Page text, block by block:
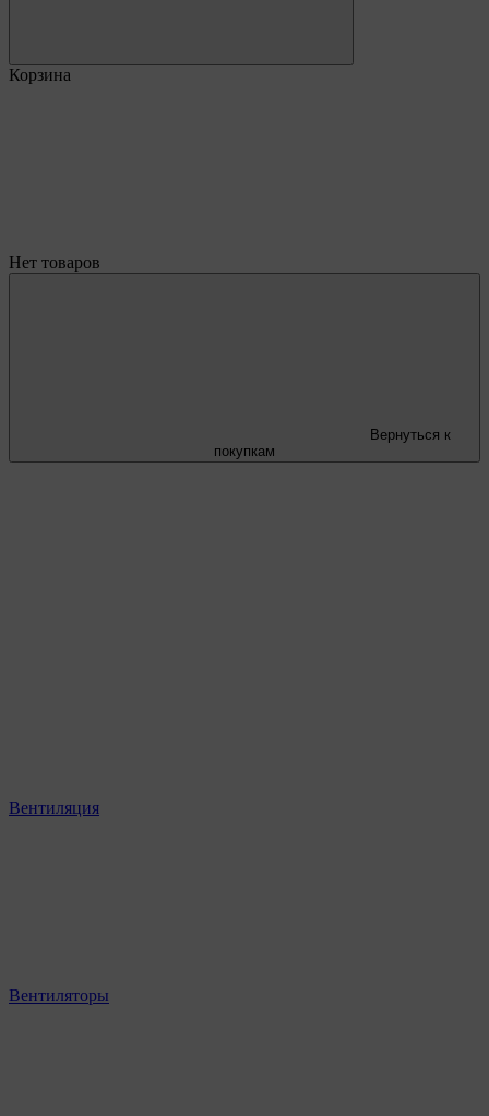
Корзина
Нет товаров
Вернуться к
покупкам
Вентиляция
Вентиляторы